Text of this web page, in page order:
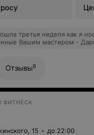
третья неделя как я
Вашим мастером -
Отзывы9
ФИТНЕСА
15 до 22:00